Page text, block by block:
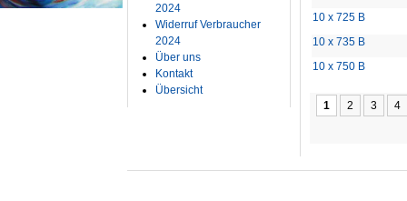
2024
Widerruf Verbraucher
2024
Über uns
Kontakt
Übersicht
10 x 725 B
10 x 735 B
10 x 750 B
1 2 3 4